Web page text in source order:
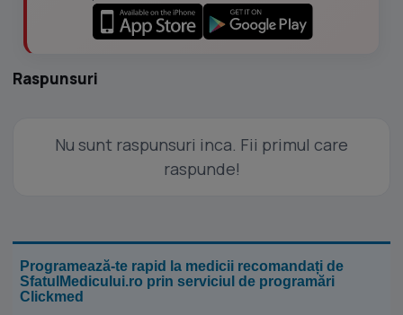
Raspunsuri
Nu sunt raspunsuri inca. Fii primul care
raspunde!
Programează-te rapid la medicii recomandați de
SfatulMedicului.ro prin serviciul de programări
Clickmed